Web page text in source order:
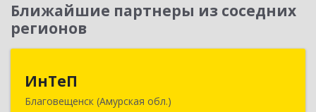
Ближайшие партнеры из соседних
регионов
ИнТеП
Благовещенск (Амурская обл.)
675000, Амурская обл, Благовещенск г,